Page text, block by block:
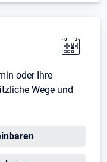
oder Ihre
Wege und